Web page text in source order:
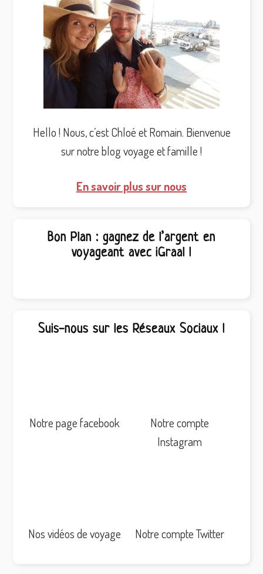
Hello ! Nous, c’est Chloé et Romain. Bienvenue
sur notre blog voyage et famille !
En savoir plus sur nous
Bon Plan : gagnez de l’argent en
voyageant avec iGraal !
Suis-nous sur les Réseaux Sociaux !
Notre page facebook
Notre compte
Instagram
Nos vidéos de voyage Notre compte Twitter